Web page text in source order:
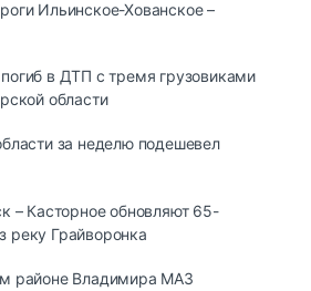
Ильинское-Хованское –
в ДТП с тремя грузовиками
области
за неделю подешевел
– Касторное обновляют 65-
реку Грайворонка
районе Владимира МАЗ